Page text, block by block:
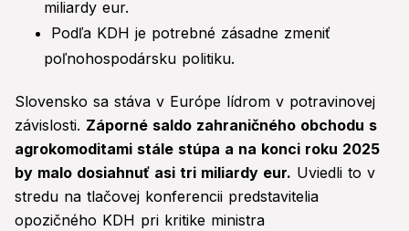
miliardy eur.
Podľa KDH je potrebné zásadne zmeniť
poľnohospodársku politiku.
Slovensko sa stáva v Európe lídrom v potravinovej
závislosti. Záporné saldo zahraničného obchodu s
agrokomoditami stále stúpa a na konci roku 2025
by malo dosiahnuť asi tri miliardy eur. Uviedli to v
stredu na tlačovej konferencii predstavitelia
opozičného KDH pri kritike ministra